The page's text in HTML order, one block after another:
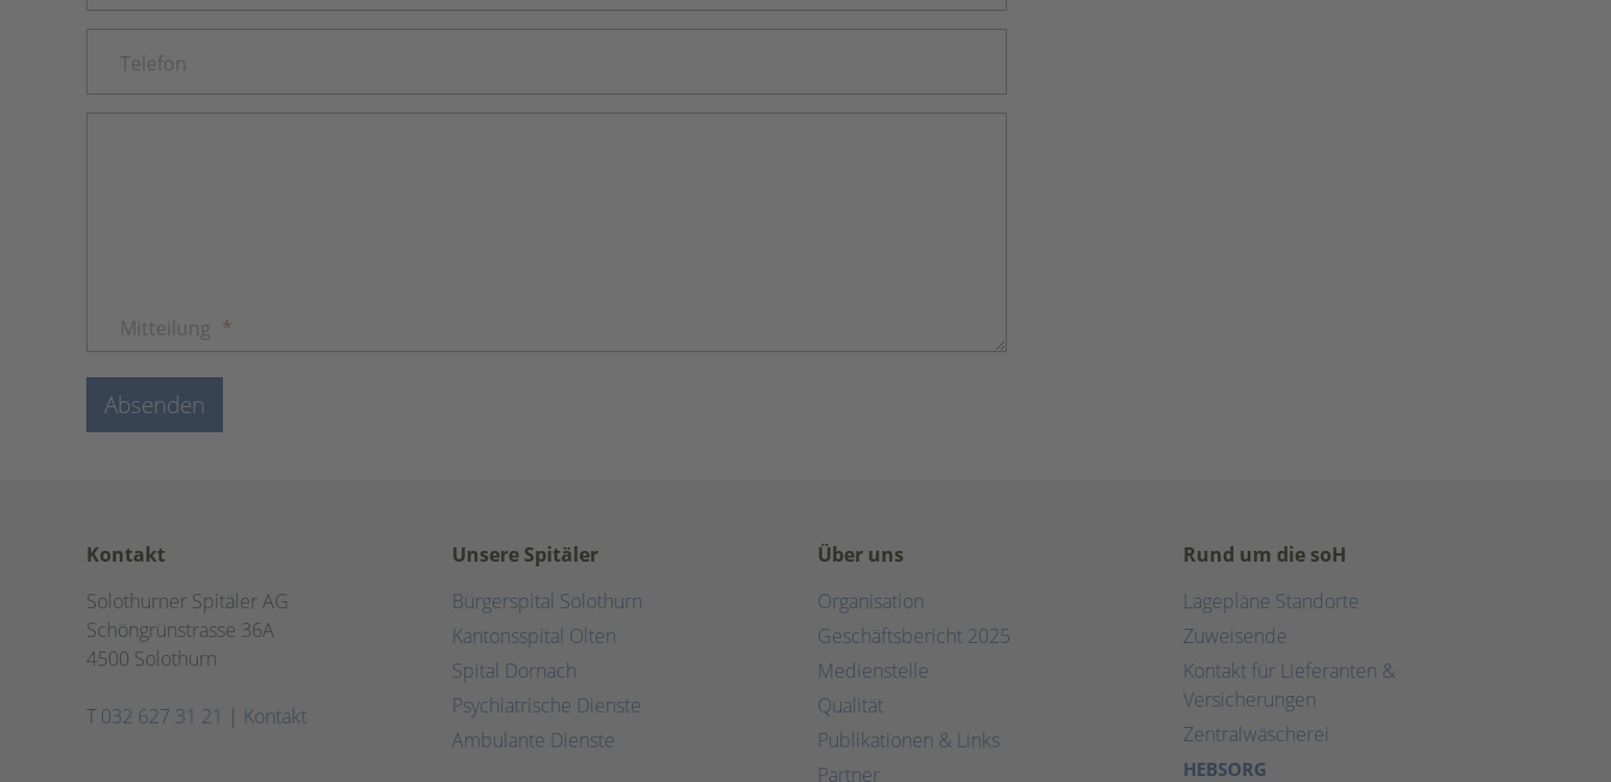
Telefon
Mitteilung *
Absenden
Kontakt
Solothurner Spitäler AG
Schöngrünstrasse 36A
4500 Solothurn
T 032 627 31 21 | Kontakt
Unsere Spitäler
Bürgerspital Solothurn
Kantonsspital Olten
Spital Dornach
Psychiatrische Dienste
Ambulante Dienste
Über uns
Organisation
Geschäftsbericht 2025
Medienstelle
Qualität
Publikationen & Links
Partner
Rund um die soH
Lagepläne Standorte
Zuweisende
Kontakt für Lieferanten &
Versicherungen
Zentralwäscherei
HEBSORG